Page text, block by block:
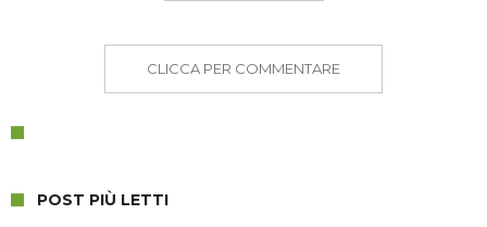
CLICCA PER COMMENTARE
POST PIÙ LETTI